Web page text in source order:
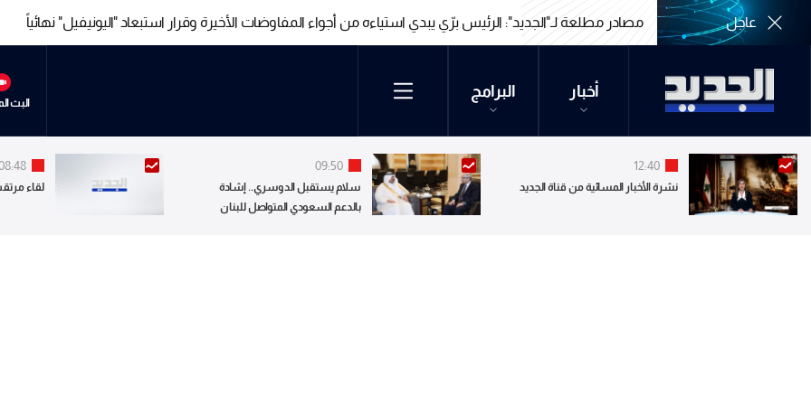
عاجل مصادر مطلعة لـ"الجديد": الرئيس برّي يبدي استياءه من أجواء المفاوضات الأخيرة وقرار استبعاد "اليونيفيل" نهائياً
أخبار البرامج
البث
12:40
نشرة الأخبار المسائية من قناة الجديد
09:50
سلام يستقبل الدوسري.. إشادة
بالدعم السعودي المتواصل للبنان
لقاء